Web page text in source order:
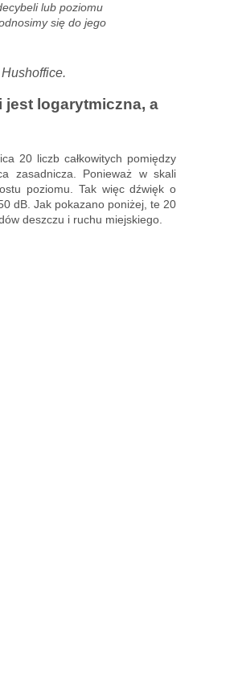
lub poziomu
się do jego
logarytmiczna, a
20 liczb całkowitych pomiędzy
zasadnicza. Ponieważ w skali
poziomu. Tak więc dźwięk o
dB. Jak pokazano poniżej, te 20
deszczu i ruchu miejskiego.